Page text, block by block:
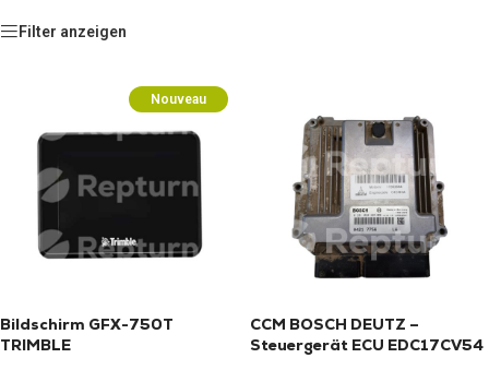
Filter anzeigen
Nouveau
Bildschirm GFX-750T
TRIMBLE
CCM BOSCH DEUTZ –
Steuergerät ECU EDC17CV54